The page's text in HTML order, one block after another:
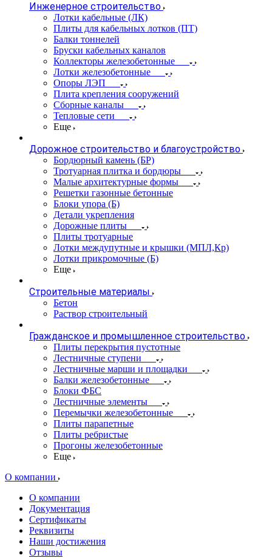
Инженерное строительство
Лотки кабельные (ЛК)
Плиты для кабельных лотков (ПТ)
Балки тоннелей
Бруски кабельных каналов
Коллекторы железобетонные
Лотки железобетонные
Опоры ЛЭП
Плита крепления сооружений
Сборные каналы
Тепловые сети
Еще
Дорожное строительство и благоустройство
Бордюрный камень (БР)
Тротуарная плитка и бордюры
Малые архитектурные формы
Решетки газонные бетонные
Блоки упора (Б)
Детали укрепления
Дорожные плиты
Плиты тротуарные
Лотки междупутные и крышки (МПЛ,Кр)
Лотки прикромочные (Б)
Еще
Строительные материалы
Бетон
Раствор строительный
Гражданское и промышленное строительство
Плиты перекрытия пустотные
Лестничные ступени
Лестничные марши и площадки
Балки железобетонные
Блоки ФБС
Лестничные элементы
Перемычки железобетонные
Плиты парапетные
Плиты ребристые
Прогоны железобетонные
Еще
О компании
О компании
Документация
Сертификаты
Реквизиты
Наши достижения
Отзывы